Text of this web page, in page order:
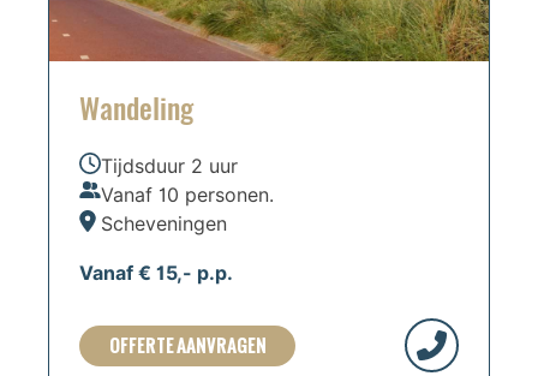
Wandeling
Tijdsduur 2 uur
Vanaf 10 personen.
Scheveningen
Vanaf € 15,- p.p.
OFFERTE AANVRAGEN